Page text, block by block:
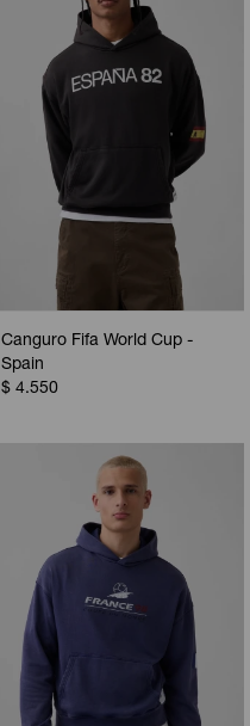
Canguro Fifa World Cup -
Spain
$ 4.550